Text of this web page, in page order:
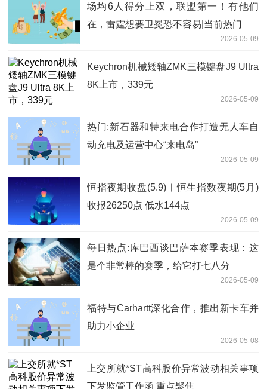
场均6人得分上双，联盟第一！有他们
在，雷霆想要卫冕恐不容易|当前热门
2026-05-09
Keychron机械矮轴ZMK三模键盘J9 Ultra
8K上市，339元
2026-05-09
热门:新石器和特来电合作打造无人车自
动充电及运营中心“来电岛”
2026-05-09
恒指夜期收盘(5.9)︱恒生指数夜期(5月)
收报26250点 低水144点
2026-05-09
每日热点:库巴西谈巴萨本赛季表现：这
是个非常棒的赛季，给它打七八分
2026-05-09
福特与Carhartt深化合作，推出新卡车并
助力小企业
2026-05-08
上交所就*ST高科股价异常波动相关事项
下发监管工作函 重点聚焦